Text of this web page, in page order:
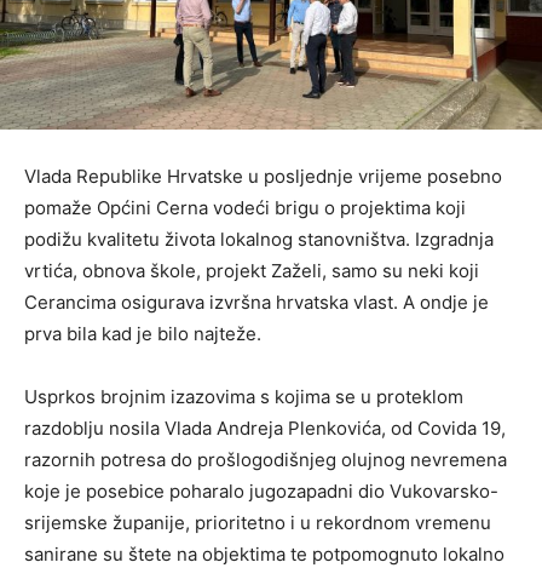
Vlada Republike Hrvatske u posljednje vrijeme posebno
pomaže Općini Cerna vodeći brigu o projektima koji
podižu kvalitetu života lokalnog stanovništva. Izgradnja
vrtića, obnova škole, projekt Zaželi, samo su neki koji
Cerancima osigurava izvršna hrvatska vlast. A ondje je
prva bila kad je bilo najteže.
Usprkos brojnim izazovima s kojima se u proteklom
razdoblju nosila Vlada Andreja Plenkovića, od Covida 19,
razornih potresa do prošlogodišnjeg olujnog nevremena
koje je posebice poharalo jugozapadni dio Vukovarsko-
srijemske županije, prioritetno i u rekordnom vremenu
sanirane su štete na objektima te potpomognuto lokalno